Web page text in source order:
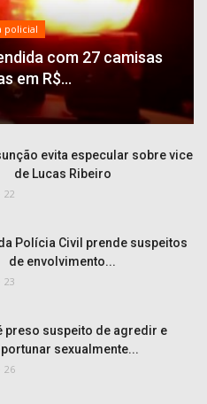
policial
com 27 camisas
em R$...
evita especular sobre vice
de Lucas Ribeiro
22
Polícia Civil prende suspeitos
de envolvimento...
23
preso suspeito de agredir e
sexualmente...
26